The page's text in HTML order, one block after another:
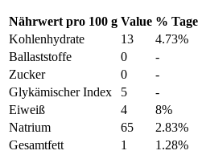
Nährwert pro 100 g Value %
Kohlenhydrate
13
4.73%
Ballaststoffe
0
-
Zucker
0
-
Glykämischer Index
5
-
Eiweiß
4
8%
Natrium
65
2.83%
Gesamtfett
1 1.28%